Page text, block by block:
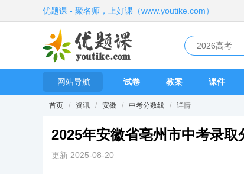
优题课 - 聚名师，上好课（www.youtike.com）
网站导航 试卷 教案 课件
首页 / 资讯 / 安徽 / 中考分数线 / 详情
2025年安徽省亳州市中考录取
更新 2025-08-20